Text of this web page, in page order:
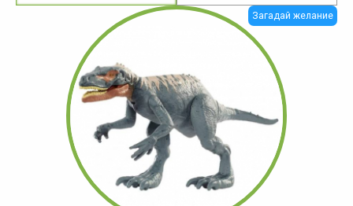
Загадай желание